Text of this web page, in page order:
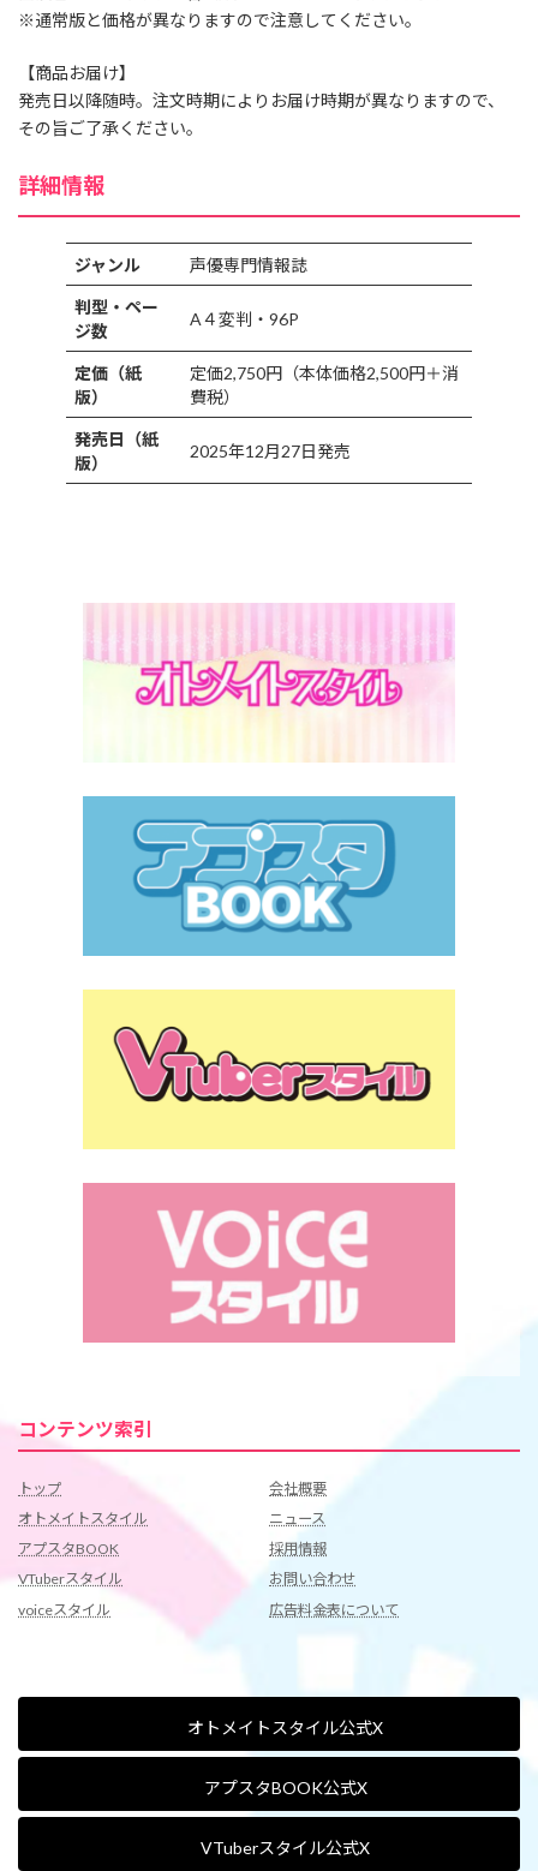
※通常版と価格が異なりますので注意してください。
【商品お届け】
発売日以降随時。注文時期によりお届け時期が異なりますので、
その旨ご了承ください。
詳細情報
ジャンル 声優専門情報誌
判型・ペー
ジ数
A４変判・96P
定価（紙
版）
定価2,750円（本体価格2,500円＋消
費税）
発売日（紙
版）
2025年12月27日発売
コンテンツ索引
トップ
オトメイトスタイル
アプスタBOOK
VTuberスタイル
voiceスタイル
会社概要
ニュース
採用情報
お問い合わせ
広告料金表について
オトメイトスタイル公式X
アプスタBOOK公式X
VTuberスタイル公式X